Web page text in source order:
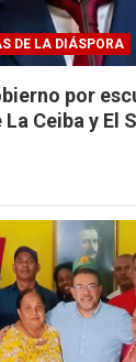
DE LA DIÁSPORA
por
Ceiba y El